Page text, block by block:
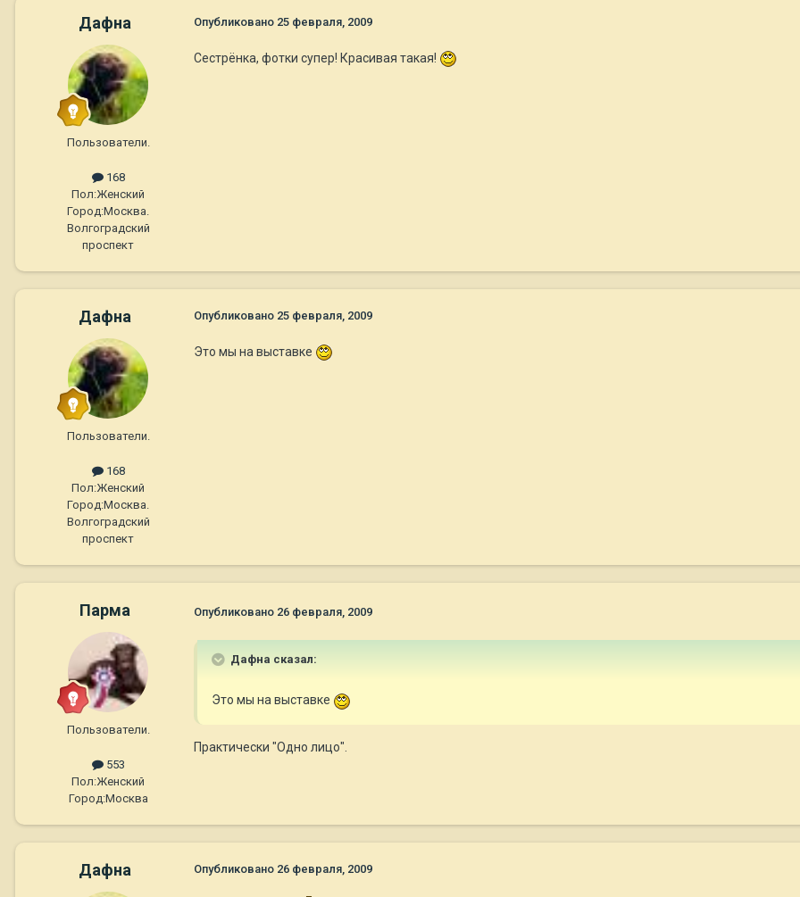
Дафна
Пользователи.
168
Пол:Женский
Город:Москва.
Волгоградский
проспект
Опубликовано 25 февраля, 2009
Сестрёнка, фотки супер! Красивая такая!
Дафна
Пользователи.
168
Пол:Женский
Город:Москва.
Волгоградский
проспект
Опубликовано 25 февраля, 2009
Это мы на выставке
Парма
Пользователи.
553
Пол:Женский
Город:Москва
Опубликовано 26 февраля, 2009
Дафна сказал:
Это мы на выставке
Практически "Одно лицо".
Дафна Опубликовано 26 февраля, 2009